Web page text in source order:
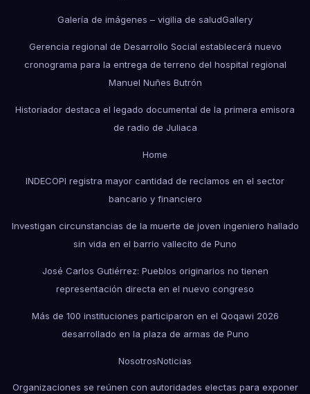
Galería de imágenes – vigilia de saludGallery
Gerencia regional de Desarrollo Social establecerá nuevo
cronograma para la entrega de terreno del hospital regional
Manuel Nuñes Butrón
Historiador destaca el legado documental de la primera emisora
de radio de Juliaca
Home
INDECOPI registra mayor cantidad de reclamos en el sector
bancario y financiero
Investigan circunstancias de la muerte de joven ingeniero hallado
sin vida en el barrio vallecito de Puno
José Carlos Gutiérrez: Pueblos originarios no tienen
representación directa en el nuevo congreso
Más de 100 instituciones participaron en el Qoqawi 2026
desarrollado en la plaza de armas de Puno
NosotrosNoticias
Organizaciones se reúnen con autoridades electas para exponer